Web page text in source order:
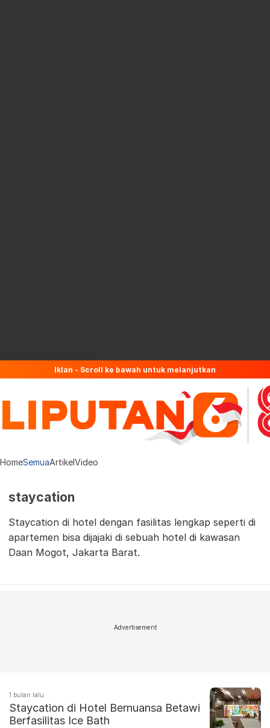
Iklan - Scroll ke bawah untuk melanjutkan
HomeSemuaArtikelVideo
staycation
Staycation di hotel dengan fasilitas lengkap seperti di
apartemen bisa dijajaki di sebuah hotel di kawasan
Daan Mogot, Jakarta Barat.
Advertisement
1 bulan lalu
Staycation di Hotel Bernuansa Betawi
Berfasilitas Ice Bath